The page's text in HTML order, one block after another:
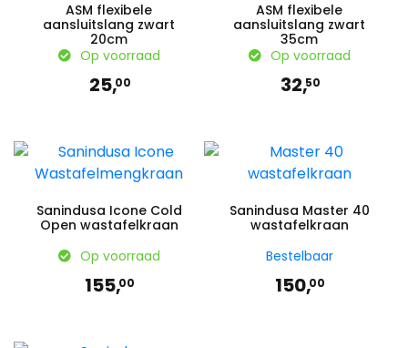
ASM flexibele
aansluitslang zwart
20cm
Op voorraad
25,00
ASM flexibele
aansluitslang zwart
35cm
Op voorraad
32,50
Sanindusa Icone Cold
Open wastafelkraan
Op voorraad
155,00
Sanindusa Master 40
wastafelkraan
Bestelbaar
150,00